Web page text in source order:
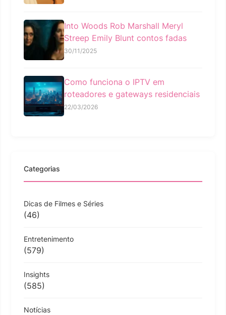
Into Woods Rob Marshall Meryl
Streep Emily Blunt contos fadas
30/11/2025
Como funciona o IPTV em
roteadores e gateways residenciais
22/03/2026
Categorias
Dicas de Filmes e Séries
(46)
Entretenimento
(579)
Insights
(585)
Notícias